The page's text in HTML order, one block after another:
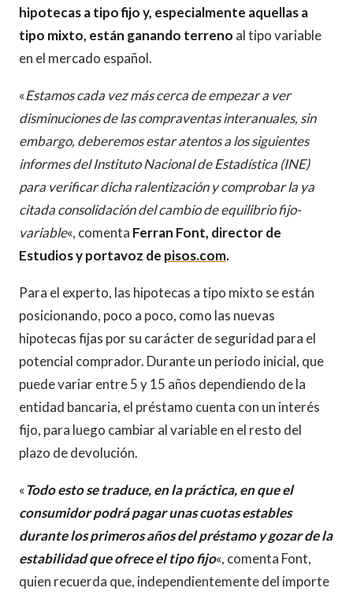
hipotecas a tipo fijo y, especialmente aquellas a
tipo mixto, están ganando terreno al tipo variable
en el mercado español.
«Estamos cada vez más cerca de empezar a ver
disminuciones de las compraventas interanuales, sin
embargo, deberemos estar atentos a los siguientes
informes del Instituto Nacional de Estadística (INE)
para verificar dicha ralentización y comprobar la ya
citada consolidación del cambio de equilibrio fijo-
variable«, comenta Ferran Font, director de
Estudios y portavoz de pisos.com.
Para el experto, las hipotecas a tipo mixto se están
posicionando, poco a poco, como las nuevas
hipotecas fijas por su carácter de seguridad para el
potencial comprador. Durante un periodo inicial, que
puede variar entre 5 y 15 años dependiendo de la
entidad bancaria, el préstamo cuenta con un interés
fijo, para luego cambiar al variable en el resto del
plazo de devolución.
«Todo esto se traduce, en la práctica, en que el
consumidor podrá pagar unas cuotas estables
durante los primeros años del préstamo y gozar de la
estabilidad que ofrece el tipofijo«, comenta Font,
quien recuerda que, independientemente del importe